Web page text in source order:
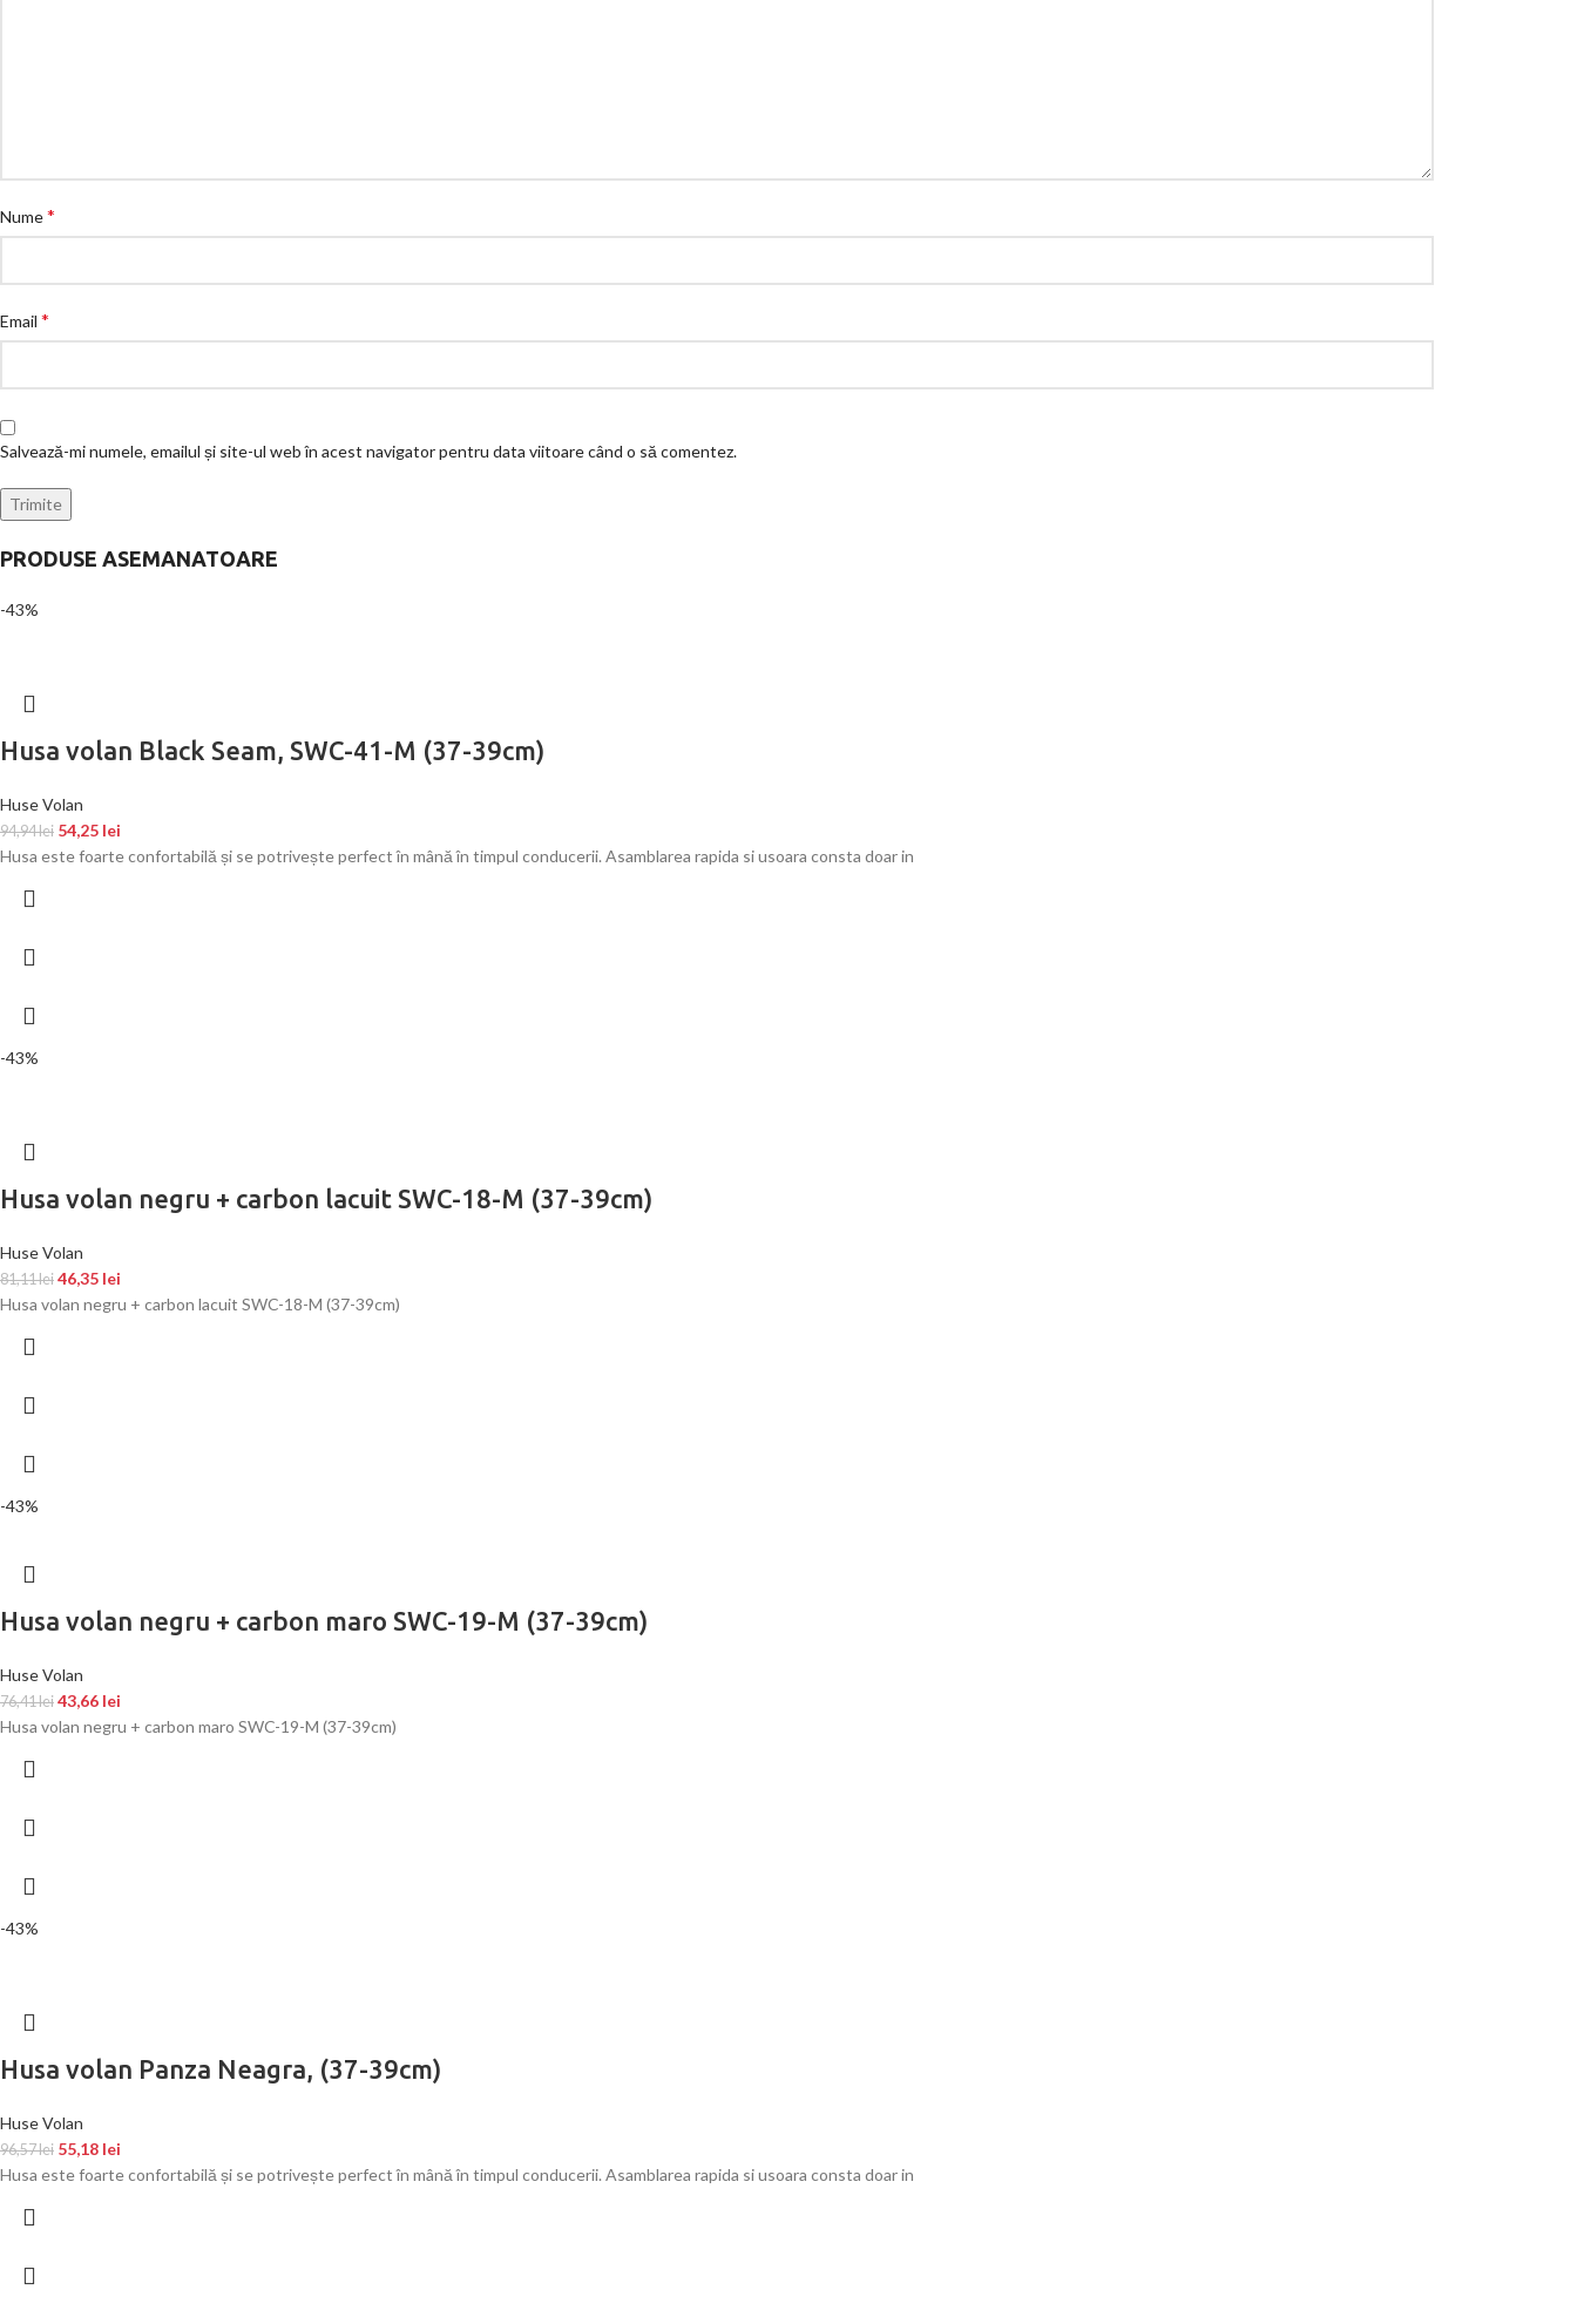
Nume*
Email *
Salvează-mi numele, emailul și site-ul web în acest navigator pentru data viitoare când o să comentez.
PRODUSE ASEMANATOARE
-43%
Husa volan Black Seam, SWC-41-M (37-39cm)
Huse Volan
94,94lei 54,25 lei
Husa este foarte confortabilă și se potrivește perfect în mână în timpul conducerii. Asamblarea rapida si usoara consta doar in
-43%
Husa volan negru + carbon lacuit SWC-18-M (37-39cm)
Huse Volan
81,11lei 46,35 lei
Husa volan negru + carbon lacuit SWC-18-M (37-39cm)
-43%
Husa volan negru + carbon maro SWC-19-M (37-39cm)
Huse Volan
76,41lei 43,66 lei
Husa volan negru + carbon maro SWC-19-M (37-39cm)
-43%
Husa volan Panza Neagra, (37-39cm)
Huse Volan
96,57lei 55,18 lei
Husa este foarte confortabilă și se potrivește perfect în mână în timpul conducerii. Asamblarea rapida si usoara consta doar in